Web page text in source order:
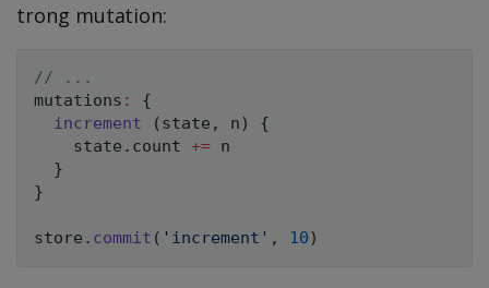
trong mutation:
// ...
mutations :
{
increment
( state , n )
{
    state
. count += n
}
}
store . commit ( 'increment' , 10 )